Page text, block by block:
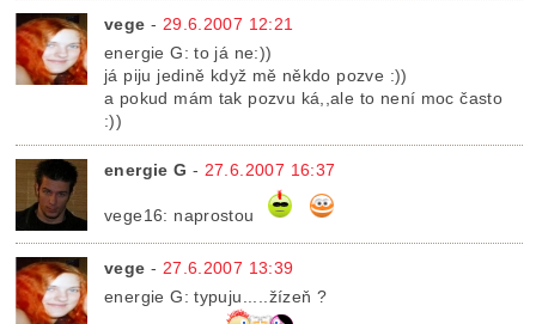
vege - 29.6.2007 12:21
energie G: to já ne:))
já piju jedině když mě někdo pozve :))
a pokud mám tak pozvu ká,,ale to není moc často
:))
energie G - 27.6.2007 16:37
vege16: naprostou
vege - 27.6.2007 13:39
energie G: typuju.....žízeň ?